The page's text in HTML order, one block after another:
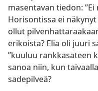
masentavan tiedon:
Horisontissa ei
ollut
erikoista? Elia oli juuri
”kuuluu rankkasateen
sanoa niin, kun
sadepilveä?